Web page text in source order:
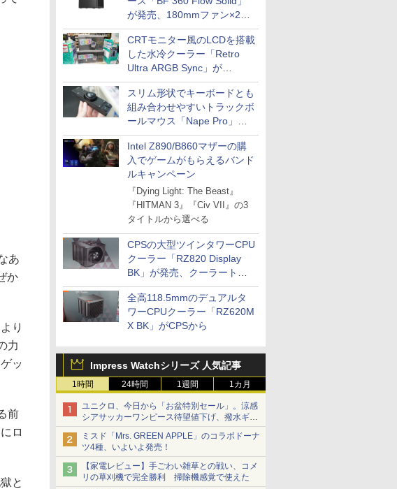
が発売、180mmファン×2搭
載
CRTモニター風のLCDを搭載
した水冷クーラー「Retro
Ultra ARGB Sync」が
Thermaltakeから
スリム形状でキーボードとも
組み合わせやすいトラックボ
ールマウス「Nape Pro」が
Keychronから
Intel Z890/B860マザーの購
入でゲームがもらえるバンド
ルキャンペーン
『Dying Light: The Beast』
『HITMAN 3』『Civ VII』の3
タイトルから選べる
CPSの大型ツインタワーCPU
クーラー「RZ820 Display
BK」が発売、クーラートッ
プに5インチ液晶搭載
全高118.5mmのデュアルタ
ワーCPUクーラー「RZ620M
X BK」がCPSから
Impress Watchシリーズ 人気記事
1時間 24時間 1週間 1カ月
ユニクロ、今日から「お盆特別セール」。涼感
シアサッカーワンピース待望値下げ、撥水ギア
ショーツは1990円に
ミスド「Mrs. GREEN APPLE」のコラボドーナ
ツ4種、いよいよ発売！
【家電レビュー】手ごわい雑草との戦い、コメ
リの草刈機で完全勝利 掃除機感覚で使えた
あ
か
り
力
ッ
前
ロ
と